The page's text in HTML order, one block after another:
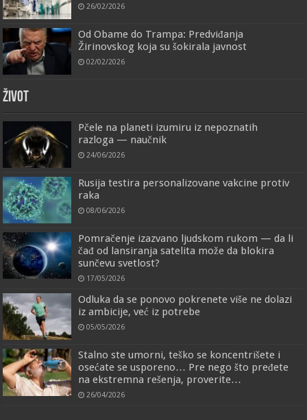
26/02/2026
Od Obame do Trampa: Predviđanja
Žirinovskog koja su šokirala javnost
02/02/2026
ŽIVOT
Pčele na planeti izumiru iz nepoznatih
razloga — naučnik
24/06/2026
Rusija testira personalizovane vakcine protiv
raka
08/06/2026
Pomračenje izazvano ljudskom rukom — da li
čađ od lansiranja satelita može da blokira
sunčevu svetlost?
17/05/2026
Odluka da se ponovo pokrenete više ne dolazi
iz ambicije, već iz potrebe
05/05/2026
Stalno ste umorni, teško se koncentrišete i
osećate se usporeno… Pre nego što pređete
na ekstremna rešenja, proverite…
26/04/2026